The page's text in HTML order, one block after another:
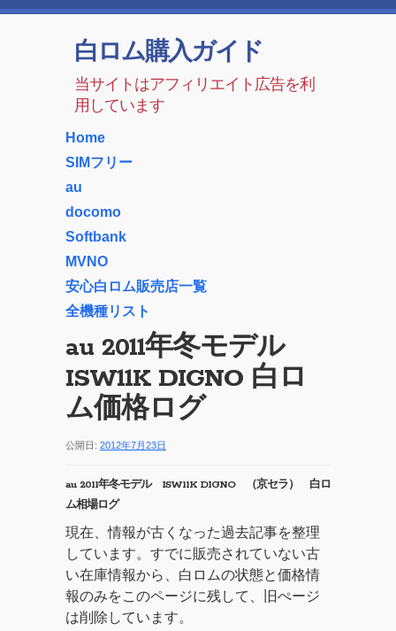
白ロム購入ガイド
当サイトはアフィリエイト広告を利
用しています
Home
SIMフリー
au
docomo
Softbank
MVNO
安心白ロム販売店一覧
全機種リスト
au 2011年冬モデル
ISW11K DIGNO 白ロ
ム価格ログ
公開日: 2012年7月23日
au 2011年冬モデル ISW11K DIGNO （京セラ） 白ロ
ム相場ログ
現在、情報が古くなった過去記事を整理
しています。すでに販売されていない古
い在庫情報から、白ロムの状態と価格情
報のみをこのページに残して、旧ぺージ
は削除しています。